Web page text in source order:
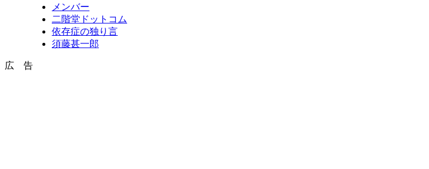
メンバー
二階堂ドットコム
依存症の独り言
須藤甚一郎
広 告